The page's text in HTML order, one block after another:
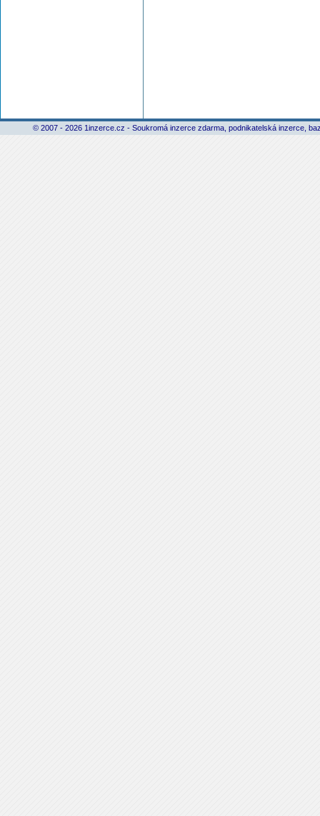
© 2007 - 2026 1inzerce.cz - Soukromá inzerce zdarma, podnikatelská inzerce,